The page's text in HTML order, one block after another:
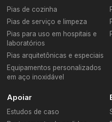
Pias de cozinha
Pias de serviço e limpeza
Pias para uso em hospitais e
laboratórios
Pias arquitetônicas e especiais
Equipamentos personalizados
em aço inoxidável
Apoiar
Estudos de caso